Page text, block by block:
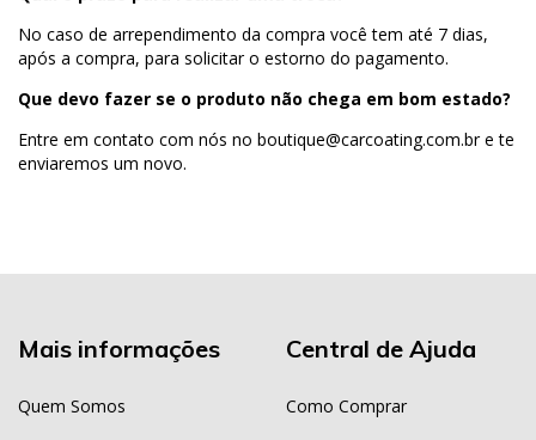
No caso de arrependimento da compra você tem até 7 dias,
após a compra, para solicitar o estorno do pagamento.
Que devo fazer se o produto não chega em bom estado?
Entre em contato com nós no boutique@carcoating.com.bre te
enviaremos um novo.
Mais informações
Quem Somos
Central de Ajuda
Como Comprar